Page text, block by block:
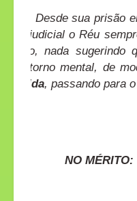
Desde sua prisão
fase judicial o Réu
atento, nada sugerindo
transtorno mental, de
arguida, passando para
NO MÉRITO: